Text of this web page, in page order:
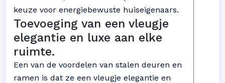
keuze voor energiebewuste huiseigenaars.
Toevoeging van een vleugje
elegantie en luxe aan elke
ruimte.
Een van de voordelen van stalen deuren en
ramen is dat ze een vleugje elegantie en